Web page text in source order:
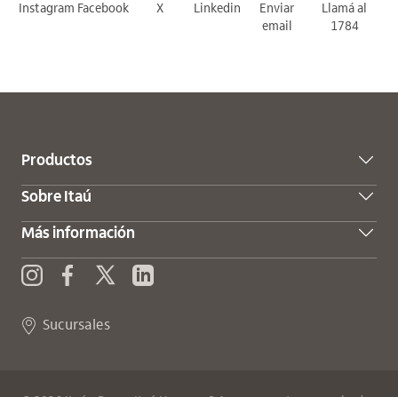
Instagram Facebook X Linkedin
Enviar
email
Llamá al
1784
Productos
Sobre Itaú
Más información
InstagramFacebookX (Twitter)
Sucursales